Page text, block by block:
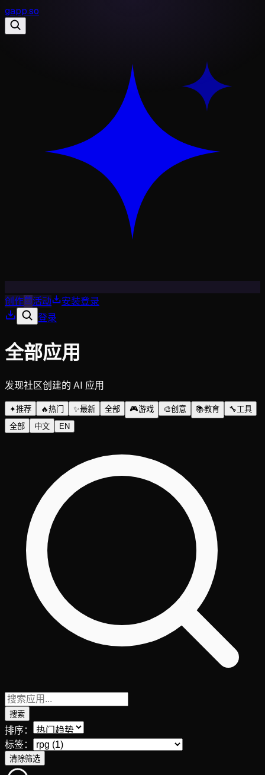
gapp.so
创作 活动 安装登录
登录
全部应用
发现社区创建的 AI 应用
✦推荐 🔥热门 ✨最新 全部 🎮游戏 🎨创意 📚教育 🔧工具
全部
中文 EN
搜索
排序：
标签：
清除筛选